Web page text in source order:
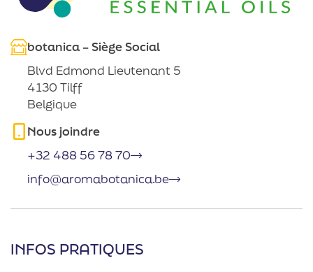
botanica – Siège Social
Blvd Edmond Lieutenant 5
4130 Tilff
Belgique
Nous joindre
+32 488 56 78 70
info@aromabotanica.be
INFOS PRATIQUES